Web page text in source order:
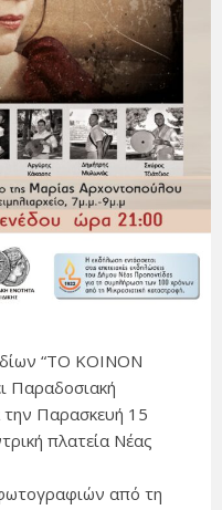
“ΤΟ ΚΟΙΝΟΝ
Παραδοσιακή
την Παρασκευή 15
πλατεία Νέας
από τη